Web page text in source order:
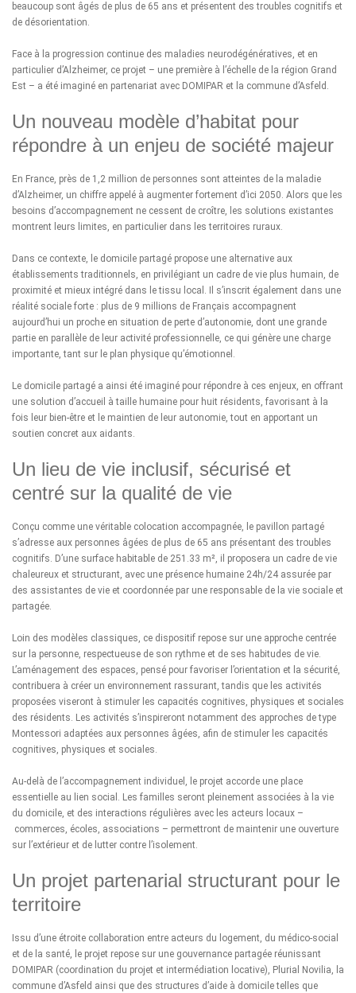
beaucoup sont âgés de plus de 65 ans et présentent des troubles cognitifs et
de désorientation.
Face à la progression continue des maladies neurodégénératives, et en
particulier d’Alzheimer, ce projet – une première à l’échelle de la région Grand
Est – a été imaginé en partenariat avec DOMIPAR et la commune d’Asfeld.
Un nouveau modèle d’habitat pour
répondre à un enjeu de société majeur
En France, près de 1,2 million de personnes sont atteintes de la maladie
d’Alzheimer, un chiffre appelé à augmenter fortement d’ici 2050. Alors que les
besoins d’accompagnement ne cessent de croître, les solutions existantes
montrent leurs limites, en particulier dans les territoires ruraux.
Dans ce contexte, le domicile partagé propose une alternative aux
établissements traditionnels, en privilégiant un cadre de vie plus humain, de
proximité et mieux intégré dans le tissu local. Il s’inscrit également dans une
réalité sociale forte : plus de 9 millions de Français accompagnent
aujourd’hui un proche en situation de perte d’autonomie, dont une grande
partie en parallèle de leur activité professionnelle, ce qui génère une charge
importante, tant sur le plan physique qu’émotionnel.
Le domicile partagé a ainsi été imaginé pour répondre à ces enjeux, en offrant
une solution d’accueil à taille humaine pour huit résidents, favorisant à la
fois leur bien-être et le maintien de leur autonomie, tout en apportant un
soutien concret aux aidants.
Un lieu de vie inclusif, sécurisé et
centré sur la qualité de vie
Conçu comme une véritable colocation accompagnée, le pavillon partagé
s’adresse aux personnes âgées de plus de 65 ans présentant des troubles
cognitifs. D’une surface habitable de 251.33 m², il proposera un cadre de vie
chaleureux et structurant, avec une présence humaine 24h/24 assurée par
des assistantes de vie et coordonnée par une responsable de la vie sociale et
partagée.
Loin des modèles classiques, ce dispositif repose sur une approche centrée
sur la personne, respectueuse de son rythme et de ses habitudes de vie.
L’aménagement des espaces, pensé pour favoriser l’orientation et la sécurité,
contribuera à créer un environnement rassurant, tandis que les activités
proposées viseront à stimuler les capacités cognitives, physiques et sociales
des résidents. Les activités s’inspireront notamment des approches de type
Montessori adaptées aux personnes âgées, afin de stimuler les capacités
cognitives, physiques et sociales.
Au-delà de l’accompagnement individuel, le projet accorde une place
essentielle au lien social. Les familles seront pleinement associées à la vie
du domicile, et des interactions régulières avec les acteurs locaux –
commerces, écoles, associations – permettront de maintenir une ouverture
sur l’extérieur et de lutter contre l’isolement.
Un projet partenarial structurant pour le
territoire
Issu d’une étroite collaboration entre acteurs du logement, du médico-social
et de la santé, le projet repose sur une gouvernance partagée réunissant
DOMIPAR (coordination du projet et intermédiation locative), Plurial Novilia, la
commune d’Asfeld ainsi que des structures d’aide à domicile telles que